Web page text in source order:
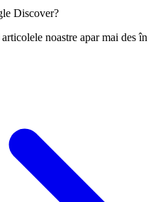
Discover?
articolele noastre apar mai des în